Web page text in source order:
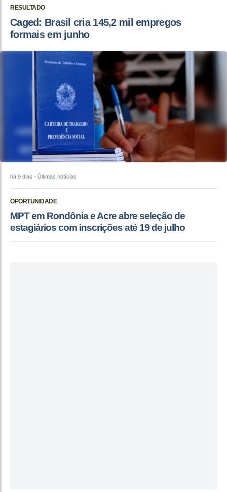
RESULTADO
Caged: Brasil cria 145,2 mil empregos
formais em junho
há 9 dias - Últimas notícias
OPORTUNIDADE
MPT em Rondônia e Acre abre seleção de
estagiários com inscrições até 19 de julho